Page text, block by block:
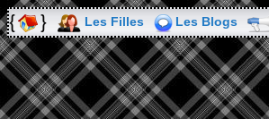
Les Filles Les Blogs